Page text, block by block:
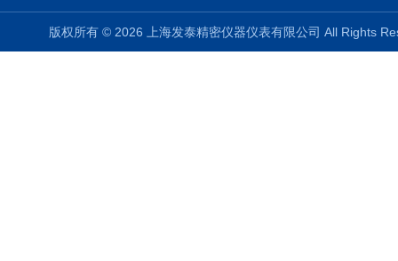
版权所有 © 2026 上海发泰精密仪器仪表有限公司 All